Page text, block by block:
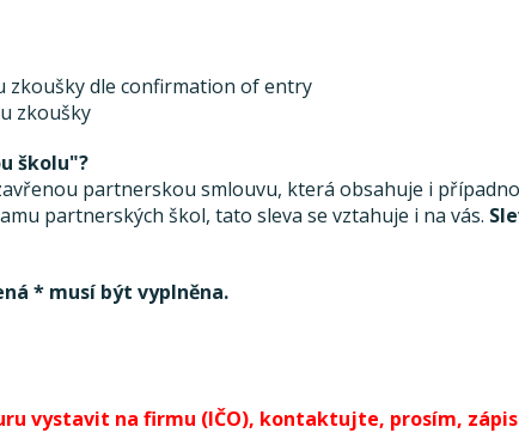
zkoušky dle confirmation of entry
zkoušky
školu"?
partnerskou smlouvu, která obsahuje i
partnerských škol, tato sleva se vztahuje i na vás.
* musí být vyplněna.
vystavit na firmu (IČO), kontaktujte, prosím,